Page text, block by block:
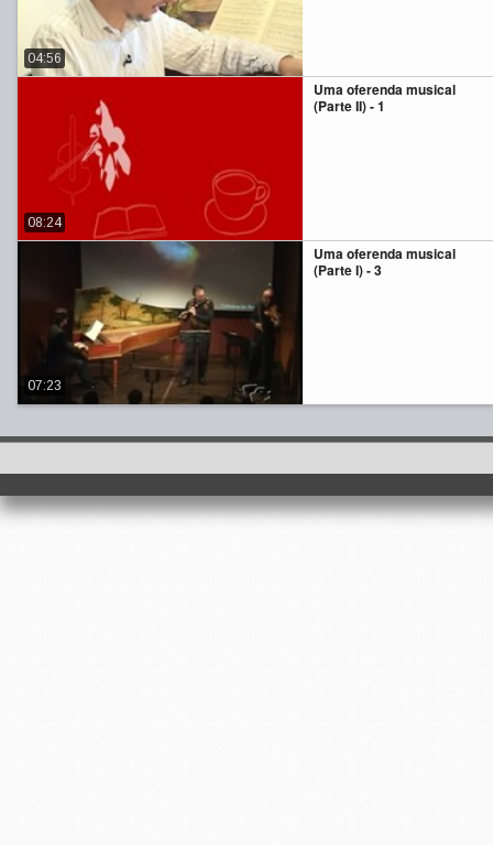
04:56
Uma oferenda musical
(Parte II) - 1
08:24
Uma oferenda musical
(Parte I) - 3
07:23